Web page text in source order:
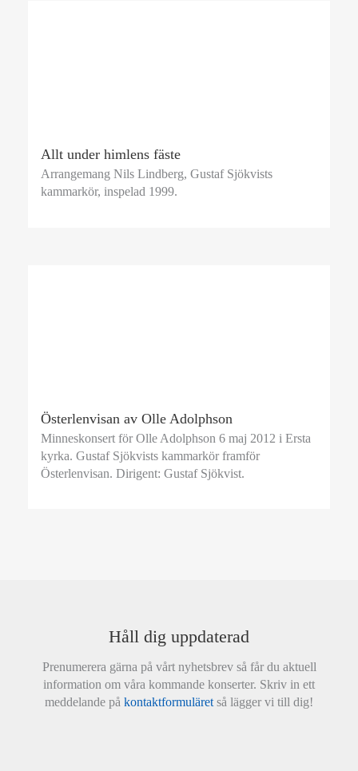
Allt under himlens fäste
Arrangemang Nils Lindberg, Gustaf Sjökvists
kammarkör, inspelad 1999.
Österlenvisan av Olle Adolphson
Minneskonsert för Olle Adolphson 6 maj 2012 i Ersta
kyrka. Gustaf Sjökvists kammarkör framför
Österlenvisan. Dirigent: Gustaf Sjökvist.
Håll dig uppdaterad
Prenumerera gärna på vårt nyhetsbrev så får du aktuell
information om våra kommande konserter. Skriv in ett
meddelande på kontaktformuläret så lägger vi till dig!